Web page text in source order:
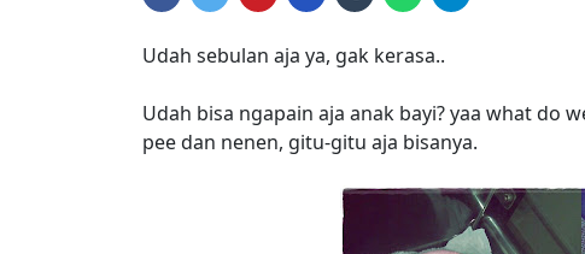
Udah sebulan aja ya, gak kerasa..
Udah bisa ngapain aja anak bayi? yaa what do
pee dan nenen, gitu-gitu aja bisanya.